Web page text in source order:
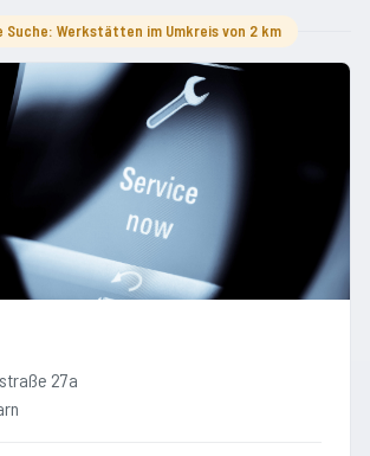
Werkstätten im Umkreis von 2 km
27a